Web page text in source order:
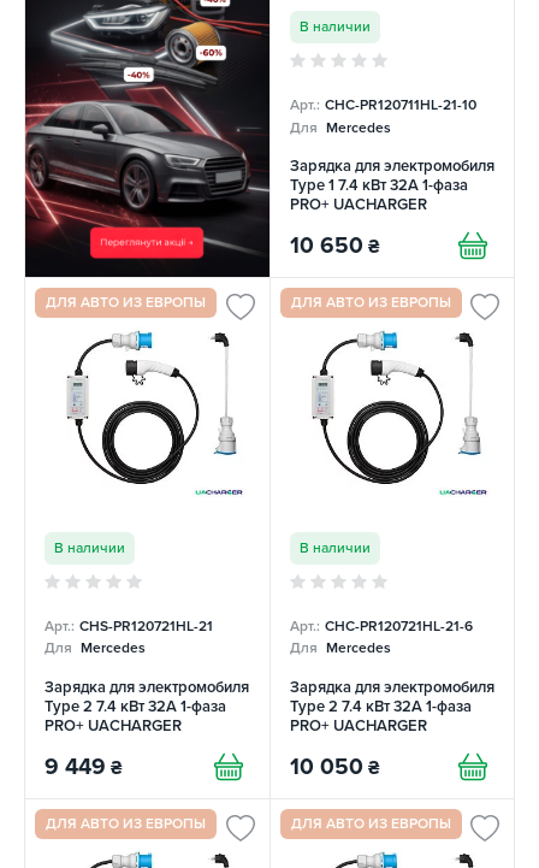
В наличии
Арт.: CHC-PR120711HL-21-10
Для Mercedes
Зарядка для электромобиля
Type 1 7.4 кВт 32А 1-фаза
PRO+ UACHARGER
10 650 ₴
ДЛЯ АВТО ИЗ ЕВРОПЫ
В наличии
Арт.: CHS-PR120721HL-21
Для Mercedes
Зарядка для электромобиля
Type 2 7.4 кВт 32А 1-фаза
PRO+ UACHARGER
9 449 ₴
ДЛЯ АВТО ИЗ ЕВРОПЫ
В наличии
Арт.: CHC-PR120721HL-21-6
Для Mercedes
Зарядка для электромобиля
Type 2 7.4 кВт 32А 1-фаза
PRO+ UACHARGER
10 050 ₴
ДЛЯ АВТО ИЗ ЕВРОПЫ ДЛЯ АВТО ИЗ ЕВРОПЫ